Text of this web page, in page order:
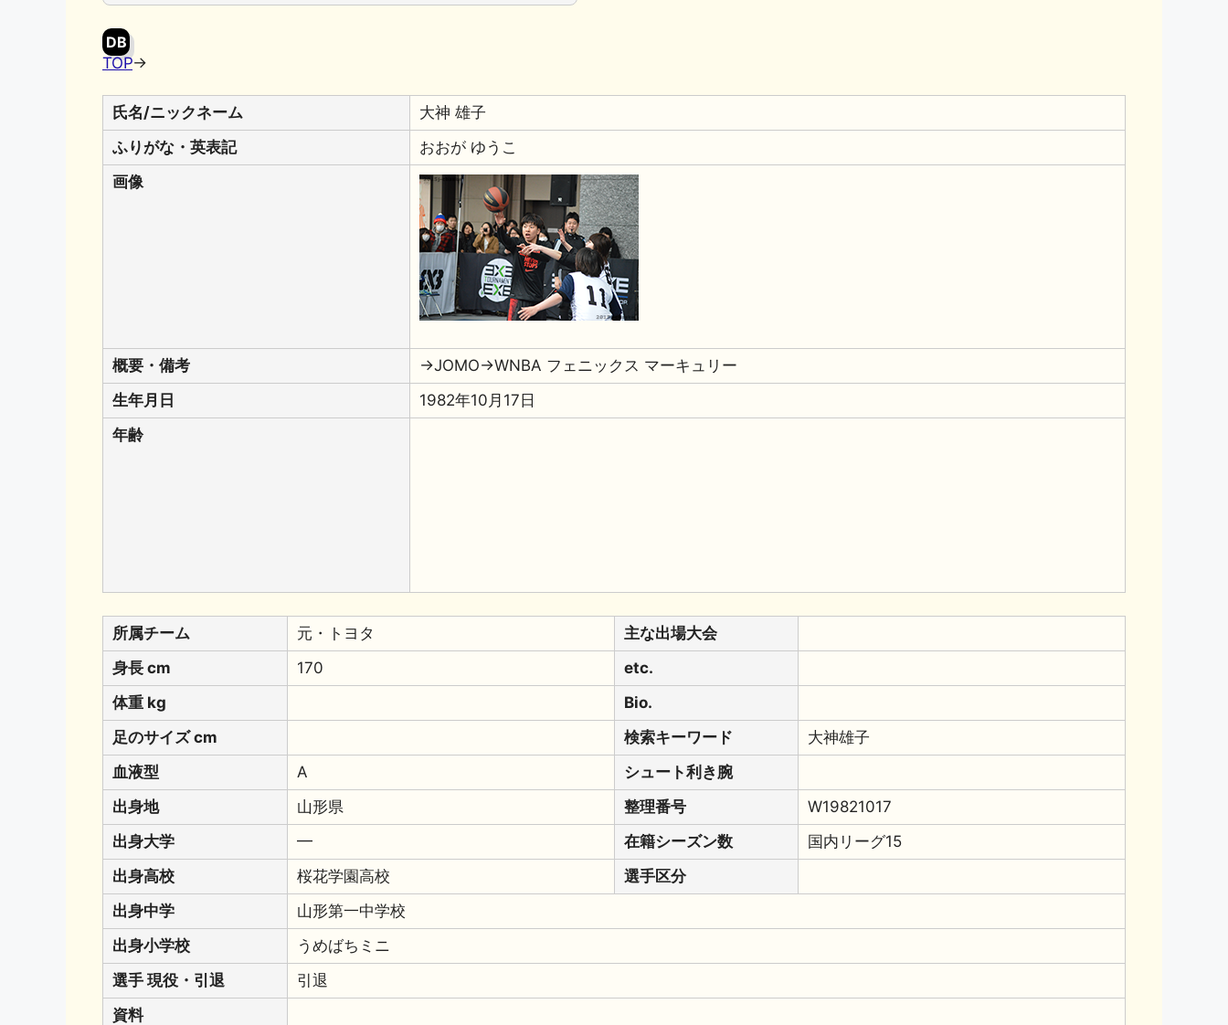
DB
TOP→
氏名/ニックネーム
大神 雄子
ふりがな・英表記
おおが ゆうこ
画像
概要・備考
→JOMO→WNBA フェニックス マーキュリー
生年月日
1982年10月17日
年齢
所属チーム 元・トヨタ
主な出場大会
身長 cm
170
etc.
体重 kg
Bio.
足のサイズ cm
検索キーワード
大神雄子
血液型
A
シュート利き腕
出身地
山形県 整理番号
W19821017
出身大学
━ 在籍シーズン数
国内リーグ15
出身高校
桜花学園高校
選手区分
出身中学
山形第一中学校
出身小学校
うめばちミニ
選手 現役・引退
引退
資料